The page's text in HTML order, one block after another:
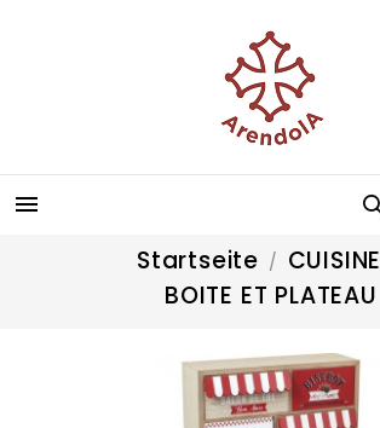

Startseite
CUISINE
BOITE ET PLATEAU